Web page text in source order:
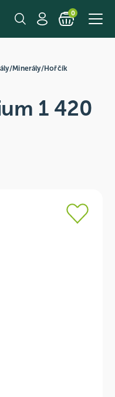
0
/Minerály/Hořčík
1 420